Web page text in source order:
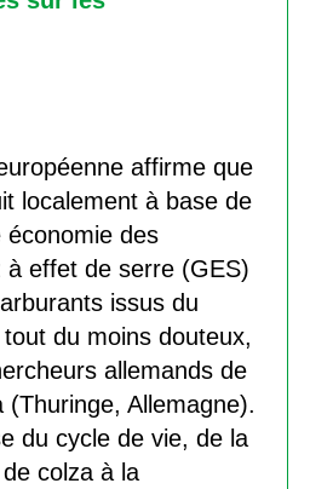
affirme que
localement à base de
des
à effet de serre (GES)
issus du
du moins douteux,
allemands de
(Thuringe, Allemagne).
du cycle de vie, de la
colza à la